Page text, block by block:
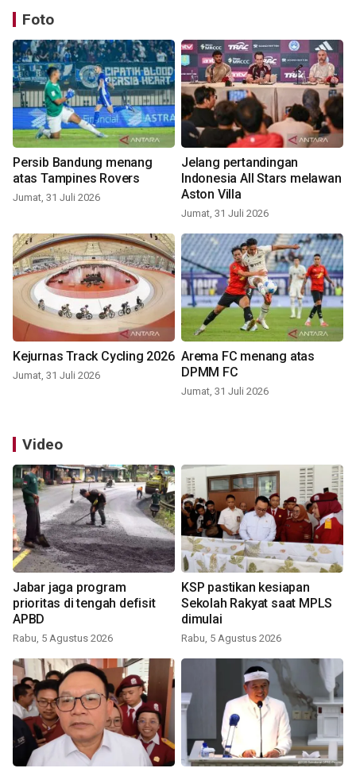
Foto
Persib Bandung menang
atas Tampines Rovers
Jumat, 31 Juli 2026
Jelang pertandingan
Indonesia All Stars melawan
Aston Villa
Jumat, 31 Juli 2026
Kejurnas Track Cycling 2026
Jumat, 31 Juli 2026
Arema FC menang atas
DPMM FC
Jumat, 31 Juli 2026
Video
Jabar jaga program
prioritas di tengah defisit
APBD
Rabu, 5 Agustus 2026
KSP pastikan kesiapan
Sekolah Rakyat saat MPLS
dimulai
Rabu, 5 Agustus 2026